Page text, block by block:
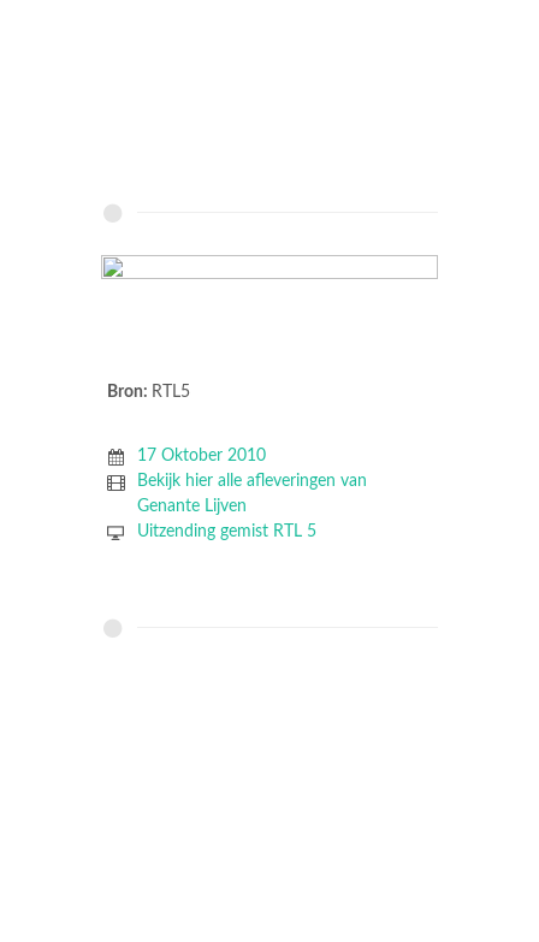
Bron: RTL5
17 Oktober 2010
Bekijk hier alle afleveringen van
Genante Lijven
Uitzending gemist RTL 5